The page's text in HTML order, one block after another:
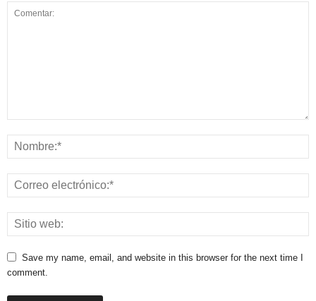
Save my name, email, and website in this browser for the next time I
comment.